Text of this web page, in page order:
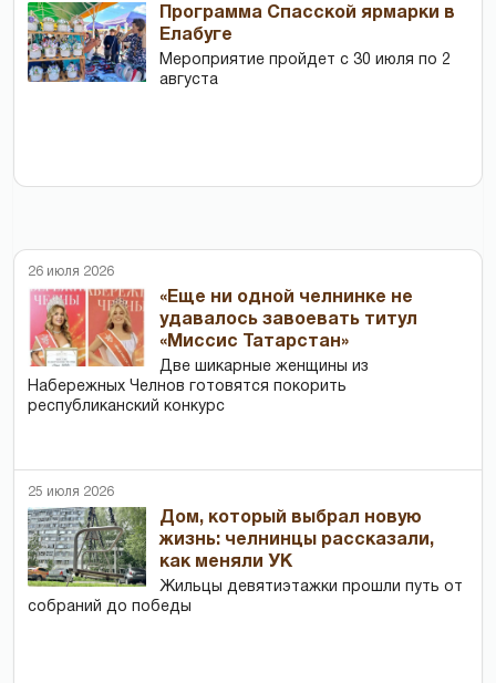
Программа Спасской ярмарки в
Елабуге
Мероприятие пройдет с 30 июля по 2
августа
26 июля 2026
«Еще ни одной челнинке не
удавалось завоевать титул
«Миссис Татарстан»
Две шикарные женщины из
Набережных Челнов готовятся покорить
республиканский конкурс
25 июля 2026
Дом, который выбрал новую
жизнь: челнинцы рассказали,
как меняли УК
Жильцы девятиэтажки прошли путь от
собраний до победы